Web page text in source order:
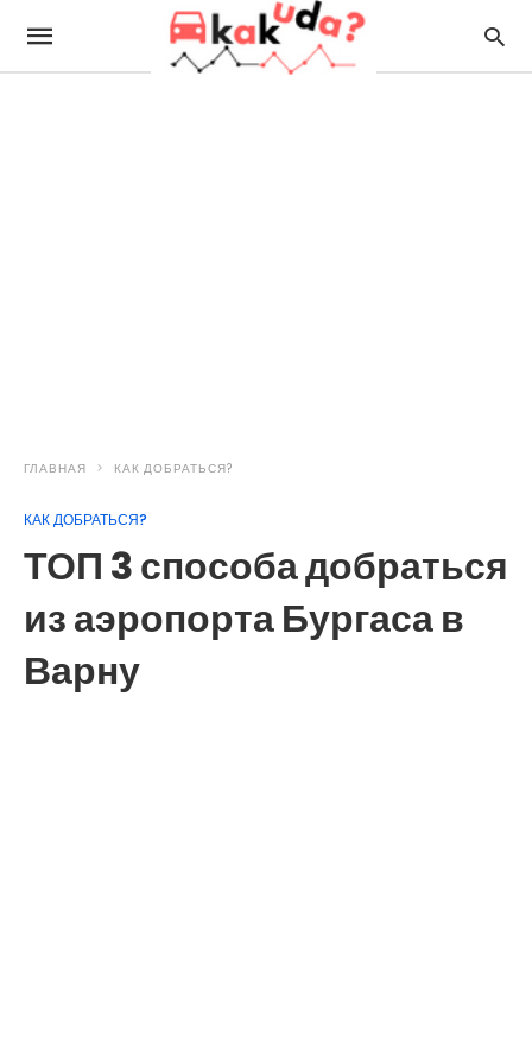
ГЛАВНАЯ КАК ДОБРАТЬСЯ?
КАК ДОБРАТЬСЯ?
ТОП 3 способа добраться
из аэропорта Бургаса в
Варну